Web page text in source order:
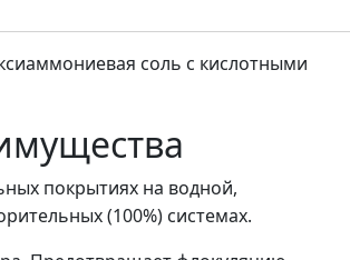
соль с кислотными
покрытиях на водной,
(100%) системах.